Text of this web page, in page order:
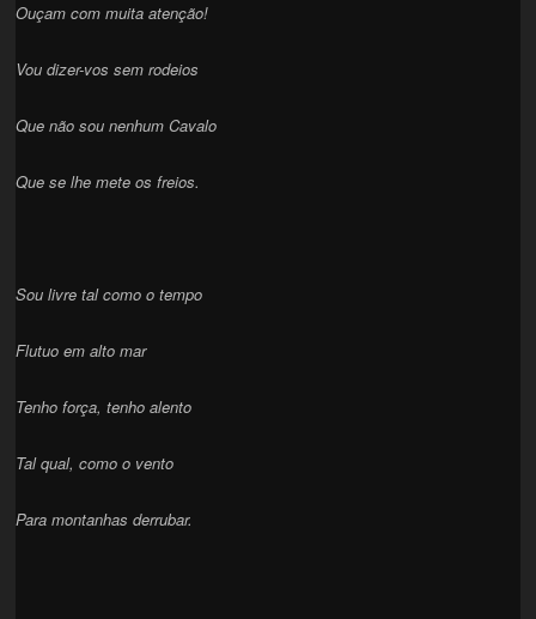
Ouçam com muita atenção!
Vou dizer-vos sem rodeios
Que não sou nenhum Cavalo
Que se lhe mete os freios.
Sou livre tal como o tempo
Flutuo em alto mar
Tenho força, tenho alento
Tal qual, como o vento
Para montanhas derrubar.